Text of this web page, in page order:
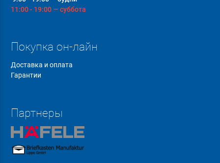
11:00 - 19:00 — суббота
Покупка он-лайн
Доставка и оплата
Гарантии
Партнеры